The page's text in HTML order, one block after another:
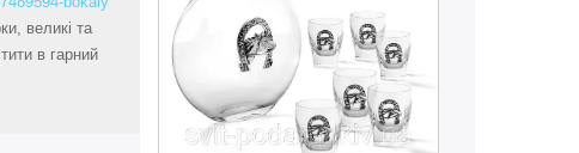
великі та
в гарний